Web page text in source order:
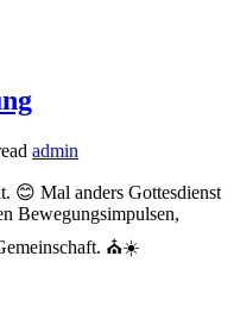
admin
😊 Mal anders Gottesdienst
Bewegungsimpulsen,
⛪️☀️